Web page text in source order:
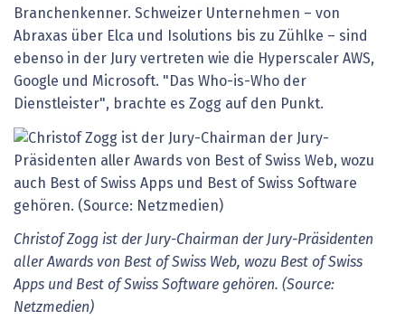
Branchenkenner. Schweizer Unternehmen – von
Abraxas über Elca und Isolutions bis zu Zühlke – sind
ebenso in der Jury vertreten wie die Hyperscaler AWS,
Google und Microsoft. "Das Who-is-Who der
Dienstleister", brachte es Zogg auf den Punkt.
Christof Zogg ist der Jury-Chairman der Jury-Präsidenten
aller Awards von Best of Swiss Web, wozu Best of Swiss
Apps und Best of Swiss Software gehören. (Source:
Netzmedien)